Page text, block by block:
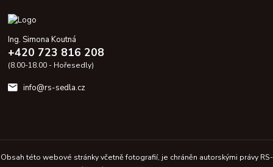
Ing. Simona Koutná
+420 723 816 208
(8.00-18.00 - Hořesedly)
info@rs-sedla.cz
Obsah této webové stránky včetně fotografií, je chráněn autorskými právy RS-